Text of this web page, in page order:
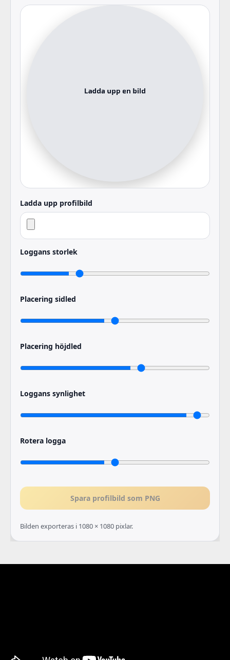
Ladda upp profilbild
Loggans storlek
Placering sidled
Placering höjdled
Loggans synlighet
Rotera logga
Spara profilbild som PNG
Bilden exporteras i 1080 × 1080 pixlar.